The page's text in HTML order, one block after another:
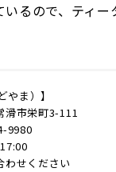
るので、ティー
やま）】
市栄町3-111
9980
せください